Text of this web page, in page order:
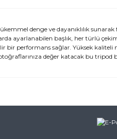
denge ve dayanıklılık sunarak
ayarlanabilen başlık, her türlü
performans sağlar. Yüksek kaliteli
değer katacak bu tripod